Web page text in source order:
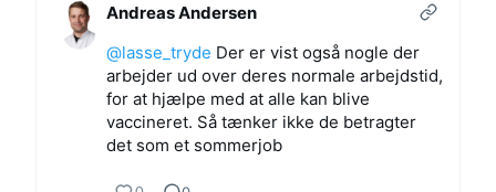
Andreas Andersen
@lasse_tryde Der er vist også nogle der
arbejder ud over deres normale arbejdstid,
for at hjælpe med at alle kan blive
vaccineret. Så tænker ikke de betragter
det som et sommerjob